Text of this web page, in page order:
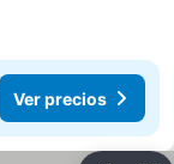
Ver precios